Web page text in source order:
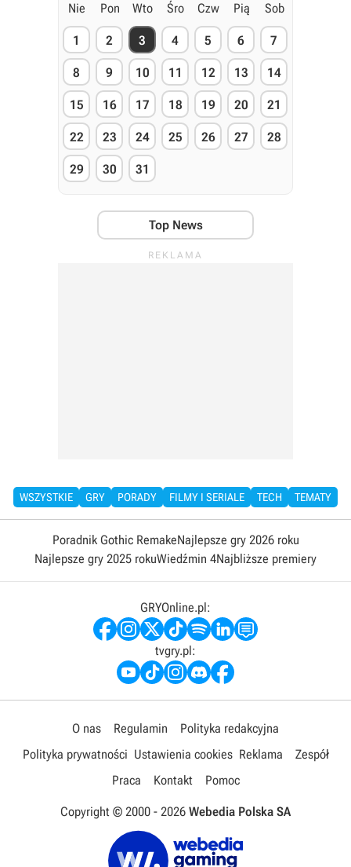
Nie Pon Wto Śro Czw Pią Sob
1 2 3 4 5 6 7
8 9 10 11 12 13 14
15 16 17 18 19 20 21
22 23 24 25 26 27 28
29 30 31
Top News
WSZYSTKIE GRY PORADY FILMY I SERIALE TECH TEMATY
Poradnik Gothic RemakeNajlepsze gry 2026 roku
Najlepsze gry 2025 rokuWiedźmin 4Najbliższe premiery
GRYOnline.pl:
tvgry.pl:
O nas Regulamin
Polityka redakcyjna
Polityka prywatności Ustawienia cookies Reklama
Zespół
Praca
Kontakt Pomoc
Copyright © 2000 - 2026 Webedia Polska SA